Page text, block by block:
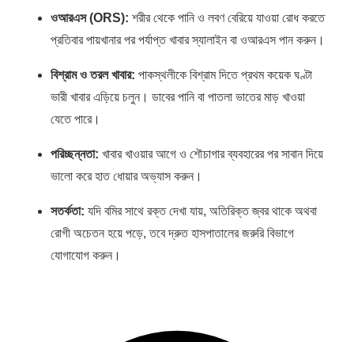
ওআরএস (ORS): শরীর থেকে পানি ও লবণ বেরিয়ে যাওয়া রোধ করতে
প্রতিবার পায়খানার পর পর্যাপ্ত খাবার স্যালাইন বা ওআরএস পান করুন।
বিশ্রাম ও তরল খাবার: পাকস্থলীকে বিশ্রাম দিতে প্রথম কয়েক ঘণ্টা
ভারী খাবার এড়িয়ে চলুন। ডাবের পানি বা পাতলা ভাতের মাড় খাওয়া
যেতে পারে।
পরিচ্ছন্নতা: খাবার খাওয়ার আগে ও শৌচাগার ব্যবহারের পর সাবান দিয়ে
ভালো করে হাত ধোয়ার অভ্যাস করুন।
সতর্কতা: যদি বমির সাথে রক্ত দেখা যায়, অতিরিক্ত জ্বর থাকে অথবা
রোগী অচেতন হয়ে পড়ে, তবে দ্রুত হাসপাতালের জরুরি বিভাগে
যোগাযোগ করুন।